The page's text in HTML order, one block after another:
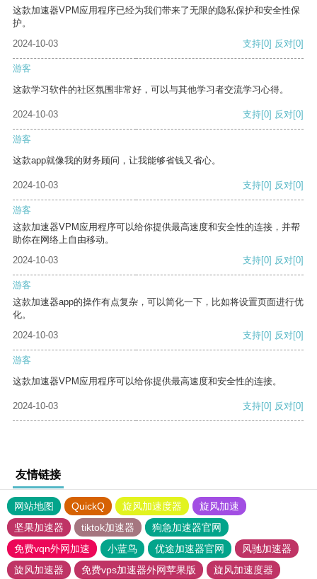
这款加速器VPM应用程序已经为我们带来了无限的隐私保护和安全性保
护。
2024-10-03
支持[0] 反对[0]
游客
这款学习软件的社区氛围非常好，可以与其他学习者交流学习心得。
2024-10-03 支持[0] 反对[0]
游客
这款app就像我的财务顾问，让我能够省钱又省心。
2024-10-03 支持[0] 反对[0]
游客
这款加速器VPM应用程序可以给你提供最高速度和安全性的连接，并帮
助你在网络上自由移动。
2024-10-03
支持[0] 反对[0]
游客
这款加速器app的操作有点复杂，可以简化一下，比如将设置页面进行优
化。
2024-10-03
支持[0] 反对[0]
游客
这款加速器VPM应用程序可以给你提供最高速度和安全性的连接。
2024-10-03 支持[0] 反对[0]
友情链接
网站地图 QuickQ 旋风加速度器
旋风加速
坚果加速器
tiktok加速器
狗急加速器官网
免费vqn外网加速
小蓝鸟 优途加速器官网
风驰加速器
旋风加速器
免费vps加速器外网苹果版
旋风加速度器